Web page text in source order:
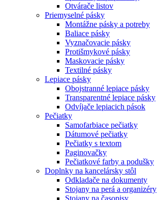
Otvárače listov
Priemyselné pásky
Montážne pásky a potreby
Baliace pásky
Vyznačovacie pásky
Protišmykové pásky
Maskovacie pásky
Textilné pásky
Lepiace pásky
Obojstranné lepiace pásky
Transparentné lepiace pásky
Odvíjače lepiacich pások
Pečiatky
Samofarbiace pečiatky
Dátumové pečiatky
Pečiatky s textom
Paginovačky
Pečiatkové farby a podušky
Doplnky na kancelársky stôl
Odkladače na dokumenty
Stojany na perá a organizéry
Stojany na časopisy